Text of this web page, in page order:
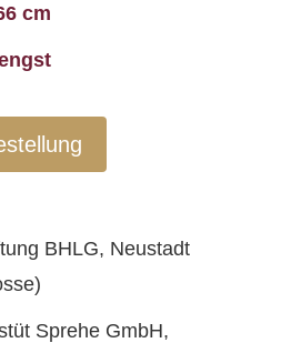
cm
BHLG, Neustadt
Sprehe GmbH,